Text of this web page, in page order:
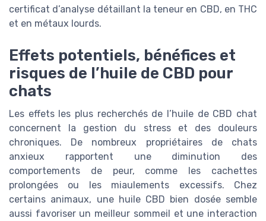
certificat d’analyse détaillant la teneur en CBD, en THC
et en métaux lourds.
Effets potentiels, bénéfices et
risques de l’huile de CBD pour
chats
Les effets les plus recherchés de l’huile de CBD chat
concernent la gestion du stress et des douleurs
chroniques. De nombreux propriétaires de chats
anxieux rapportent une diminution des
comportements de peur, comme les cachettes
prolongées ou les miaulements excessifs. Chez
certains animaux, une huile CBD bien dosée semble
aussi favoriser un meilleur sommeil et une interaction